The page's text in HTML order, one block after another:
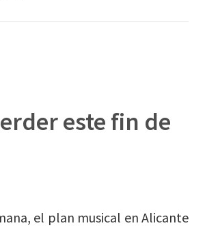
este fin de
el plan musical en Alicante